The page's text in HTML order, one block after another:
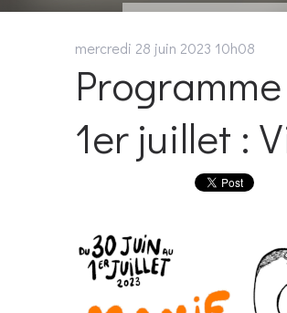
mercredi 28 juin 2023 10h08
1er juillet :